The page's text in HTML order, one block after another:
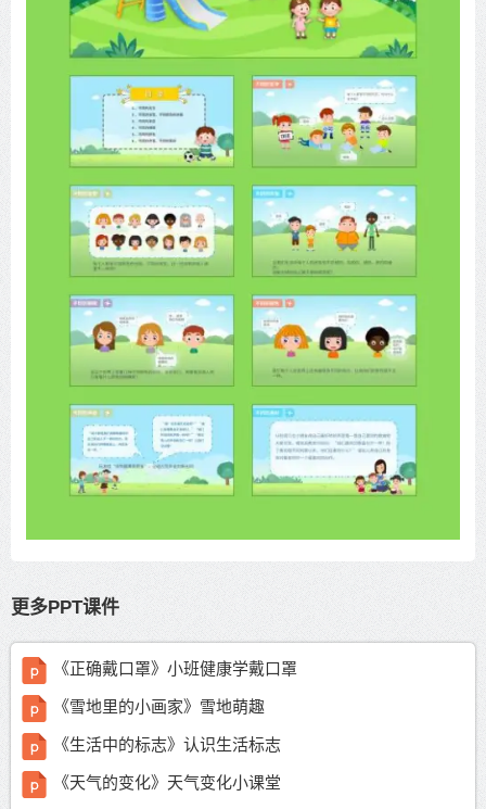
更多PPT课件
《正确戴口罩》小班健康学戴口罩
《雪地里的小画家》雪地萌趣
《生活中的标志》认识生活标志
《天气的变化》天气变化小课堂